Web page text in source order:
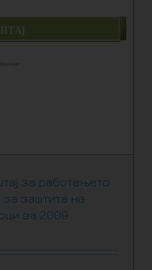
за работењето
за заштита на
за 2009